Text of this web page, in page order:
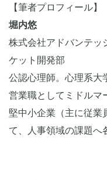
【筆者プロフィール】
堀内悠
株式会社アドバンテ
ケット開発部
公認心理師。心理系大
営業職としてミドルマ
堅中小企業（主に従業
て、人事領域の課題へ